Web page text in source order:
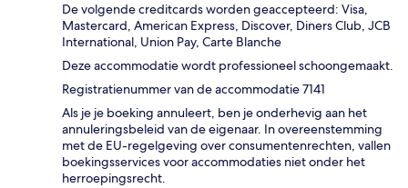
De volgende creditcards worden geaccepteerd: Visa,
Mastercard, American Express, Discover, Diners Club, JCB
International, Union Pay, Carte Blanche
Deze accommodatie wordt professioneel schoongemaakt.
Registratienummer van de accommodatie 7141
Als je je boeking annuleert, ben je onderhevig aan het
annuleringsbeleid van de eigenaar. In overeenstemming
met de EU-regelgeving over consumentenrechten, vallen
boekingsservices voor accommodaties niet onder het
herroepingsrecht.